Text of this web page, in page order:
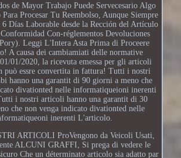
de Mayor Trabajo Puede Servecesario Algo
Procesar Tu Reembolso, Aunque Siempre
6 Días Laborable desde la Rección del Artículo
Con-réglementos Devoluciones
Pory). Leggi L'Intera Asta Prima di Proceere
A causa dei cambiamiati delle normative
01/2020, la ricevuta emessa per gli articoli
può essre convertita in fattura! Tutti i nostri
hanno una garantit di 90 giorni a meno che
divationted nelle informatiqueioni inerenti
i nostri articoli hanno una garantit di 30
che non venga indicato divationted nelle
inerenti L'articolo.
ARTICOLI ProVengono da Veicoli Usati,
ALCUNI GRAFFI, Si prega di vedere le
Che un déterminato articolo sia adatto par